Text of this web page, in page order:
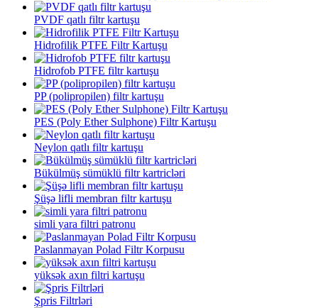
PVDF qatlı filtr kartuşu
Hidrofilik PTFE Filtr Kartuşu
Hidrofob PTFE filtr kartuşu
PP (polipropilen) filtr kartuşu
PES (Poly Ether Sulphone) Filtr Kartuşu
Neylon qatlı filtr kartuşu
Bükülmüş sümüklü filtr kartricləri
Şüşə lifli membran filtr kartuşu
simli yara filtri patronu
Paslanmayan Polad Filtr Korpusu
yüksək axın filtri kartuşu
Şpris Filtrləri